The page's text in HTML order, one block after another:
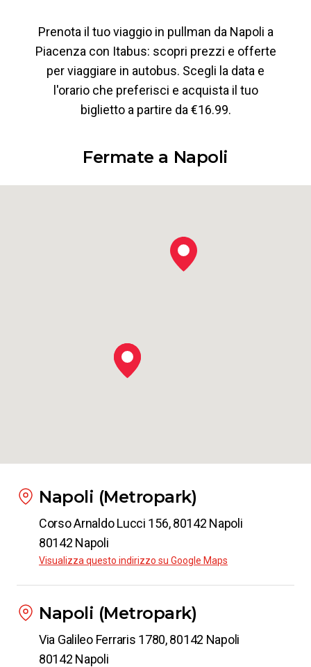
Prenota il tuo viaggio in pullman da Napoli a
Piacenza con Itabus: scopri prezzi e offerte
per viaggiare in autobus. Scegli la data e
l'orario che preferisci e acquista il tuo
biglietto a partire da €16.99.
Fermate a Napoli
Napoli (Metropark)
Corso Arnaldo Lucci 156, 80142 Napoli
80142 Napoli
Visualizza questo indirizzo su Google Maps
Napoli (Metropark)
Via Galileo Ferraris 1780, 80142 Napoli
80142 Napoli